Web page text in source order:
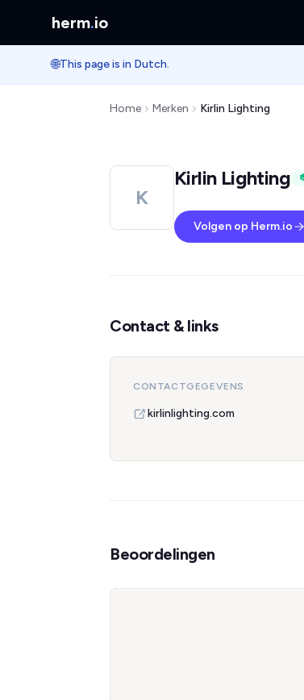
herm.io
🌐This page is in Dutch.
Home Merken Kirlin Lighting
K
Kirlin Lighting
Volgen op Herm.io
Contact & links
CONTACTGEGEVENS
kirlinlighting.com
Beoordelingen